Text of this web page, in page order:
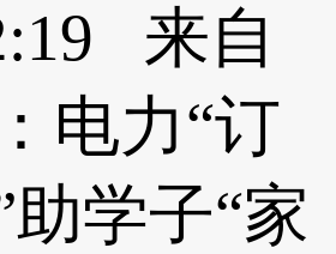
来自
电力“订
助学子“家